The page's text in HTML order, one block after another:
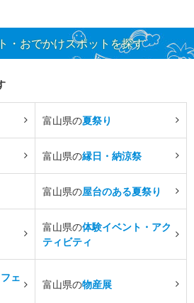
・おでかけスポットを探す
富山県の夏祭り
富山県の縁日・納涼祭
富山県の屋台のある夏祭り
富山県の体験イベント・アク
ティビティ
ェ
富山県の物産展